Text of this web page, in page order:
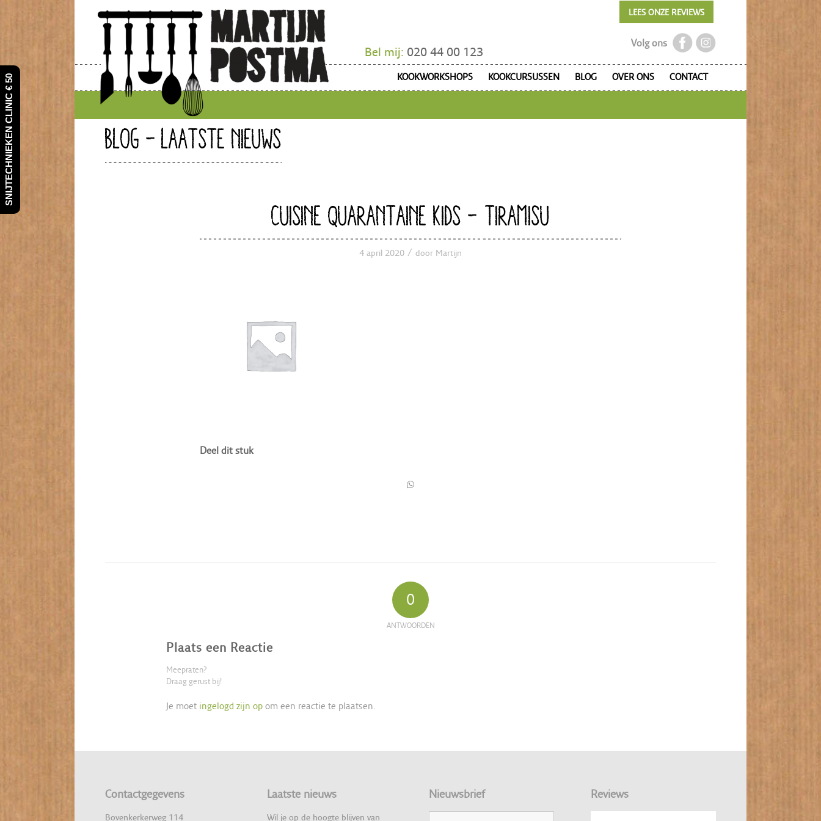
Bel mij: 020 44 00 123
Volg ons
LEES ONZE REVIEWS
KOOKWORKSHOPS KOOKCURSUSSEN BLOG OVER ONS CONTACT
BLOG - LAATSTE NIEUWS
CUISINE QUARANTAINE KIDS – TIRAMISU
4 april 2020 / door Martijn
Deel dit stuk
0
ANTWOORDEN
Plaats een Reactie
Meepraten?
Draag gerust bij!
Je moet ingelogd zijn op om een reactie te plaatsen.
Contactgegevens
Bovenkerkerweg 114
Laatste nieuws
Wil je op de hoogte blijven van
Nieuwsbrief Reviews
SNIJTECHNIEKEN CLINIC € 50